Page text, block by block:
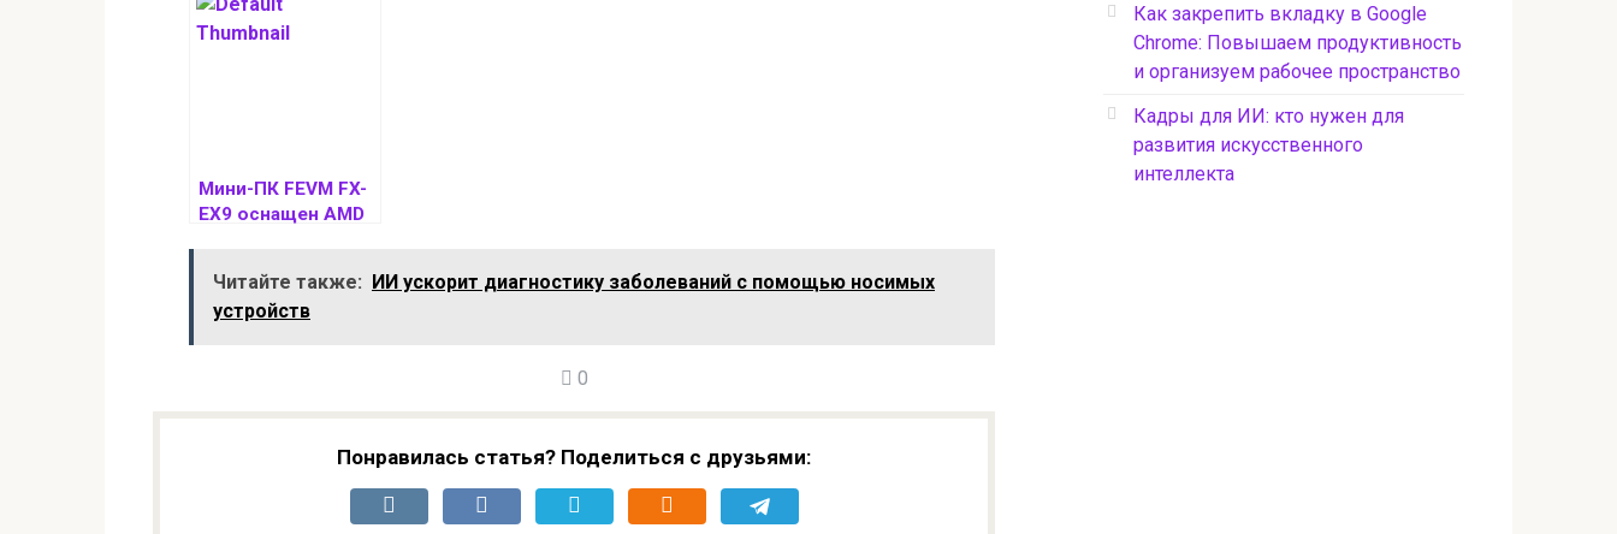
серии Radeon PRO
W9000 с 32
Мини-ПК FEVM FX-
EX9 оснащен AMD
памяти
Читайте также: ИИ ускорит диагностику заболеваний с помощью носимых
устройств
0
Понравилась статья? Поделиться с друзьями:
Как закрепить вкладку в Google
Chrome: Повышаем продуктивность
и организуем рабочее пространство
Кадры для ИИ: кто нужен для
развития искусственного
интеллекта